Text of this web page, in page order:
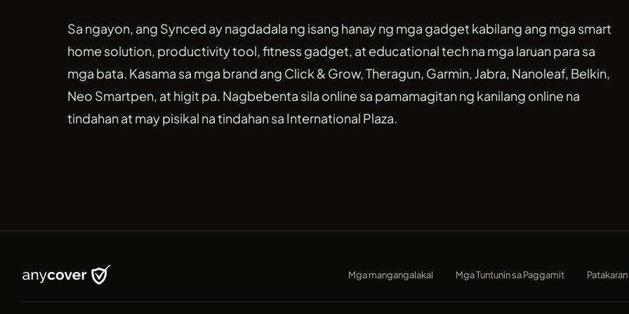
Sa ngayon, ang Synced ay nagdadala ng isang hanay ng mga gadget kabilang ang mga smart
home solution, productivity tool, fitness gadget, at educational tech na mga laruan para sa
mga bata. Kasama sa mga brand ang Click & Grow, Theragun, Garmin, Jabra, Nanoleaf, Belkin,
Neo Smartpen, at higit pa. Nagbebenta sila online sa pamamagitan ng kanilang online na
tindahan at may pisikal na tindahan sa International Plaza.
Mga mangangalakal Mga Tuntunin sa Paggamit